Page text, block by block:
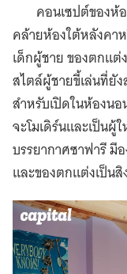
คอนเซปต์ของห้
คล้ายห้องใต้หลังคา
เด็กผู้ชาย ของตกแต่
สไตล์ผู้ชายขี้เล่นที่ยั
สำหรับเปิดในห้องน
จะโมเดิร์นและเป็น
บรรยากาศซาฟารี มี
และของตกแต่งเป็นสิ